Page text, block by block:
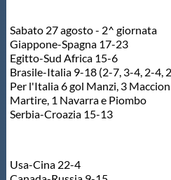
Sabato 27 agosto - 2^ giornata
Giappone-Spagna 17-23
Egitto-Sud Africa 15-6
Brasile-Italia 9-18 (2-7, 3-4, 2-4,
Per l'Italia 6 gol Manzi, 3
Martire, 1 Navarra e Piombo
Serbia-Croazia 15-13
Usa-Cina 22-4